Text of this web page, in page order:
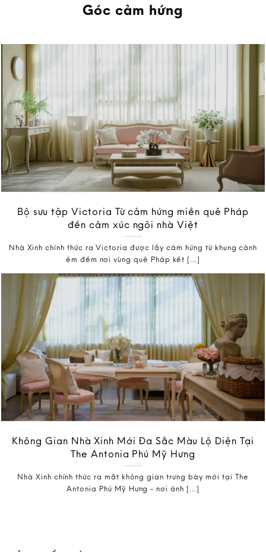
Góc cảm hứng
Bộ sưu tập Victoria Từ cảm hứng miền quê Pháp
đến cảm xúc ngôi nhà Việt
Nhà Xinh chính thức ra Victoria được lấy cảm hứng từ khung cảnh
êm đềm nơi vùng quê Pháp kết [...]
Không Gian Nhà Xinh Mới Đa Sắc Màu Lộ Diện Tại
The Antonia Phú Mỹ Hưng
Nhà Xinh chính thức ra mắt không gian trưng bày mới tại The
Antonia Phú Mỹ Hưng - nơi ánh [...]